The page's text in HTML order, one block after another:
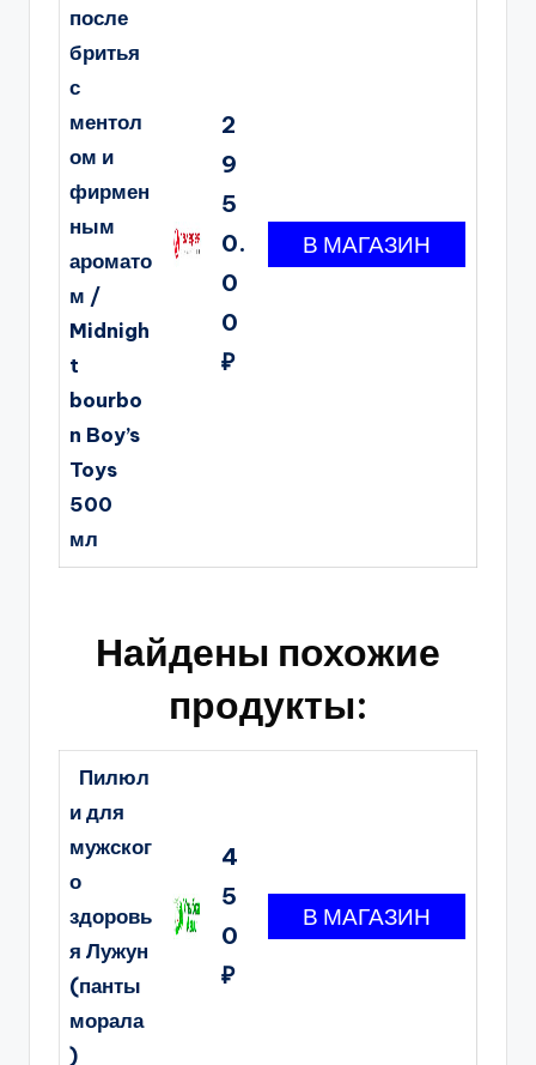
после
бритья
с
ментол
ом и
фирмен
ным
аромато
м /
Midnigh
t
bourbo
n Boy’s
Toys
500
мл
2
9
5
0.
0
0
₽
Найдены похожие
продукты:
Пилюл
и для
мужског
о
здоровь
я Лужун
(панты
морала
)
4
5
0
₽